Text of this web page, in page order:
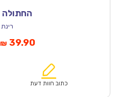
החתולה
₪57.00.
₪ 39.90המחיר
הוא:
כתוב חוות דעת